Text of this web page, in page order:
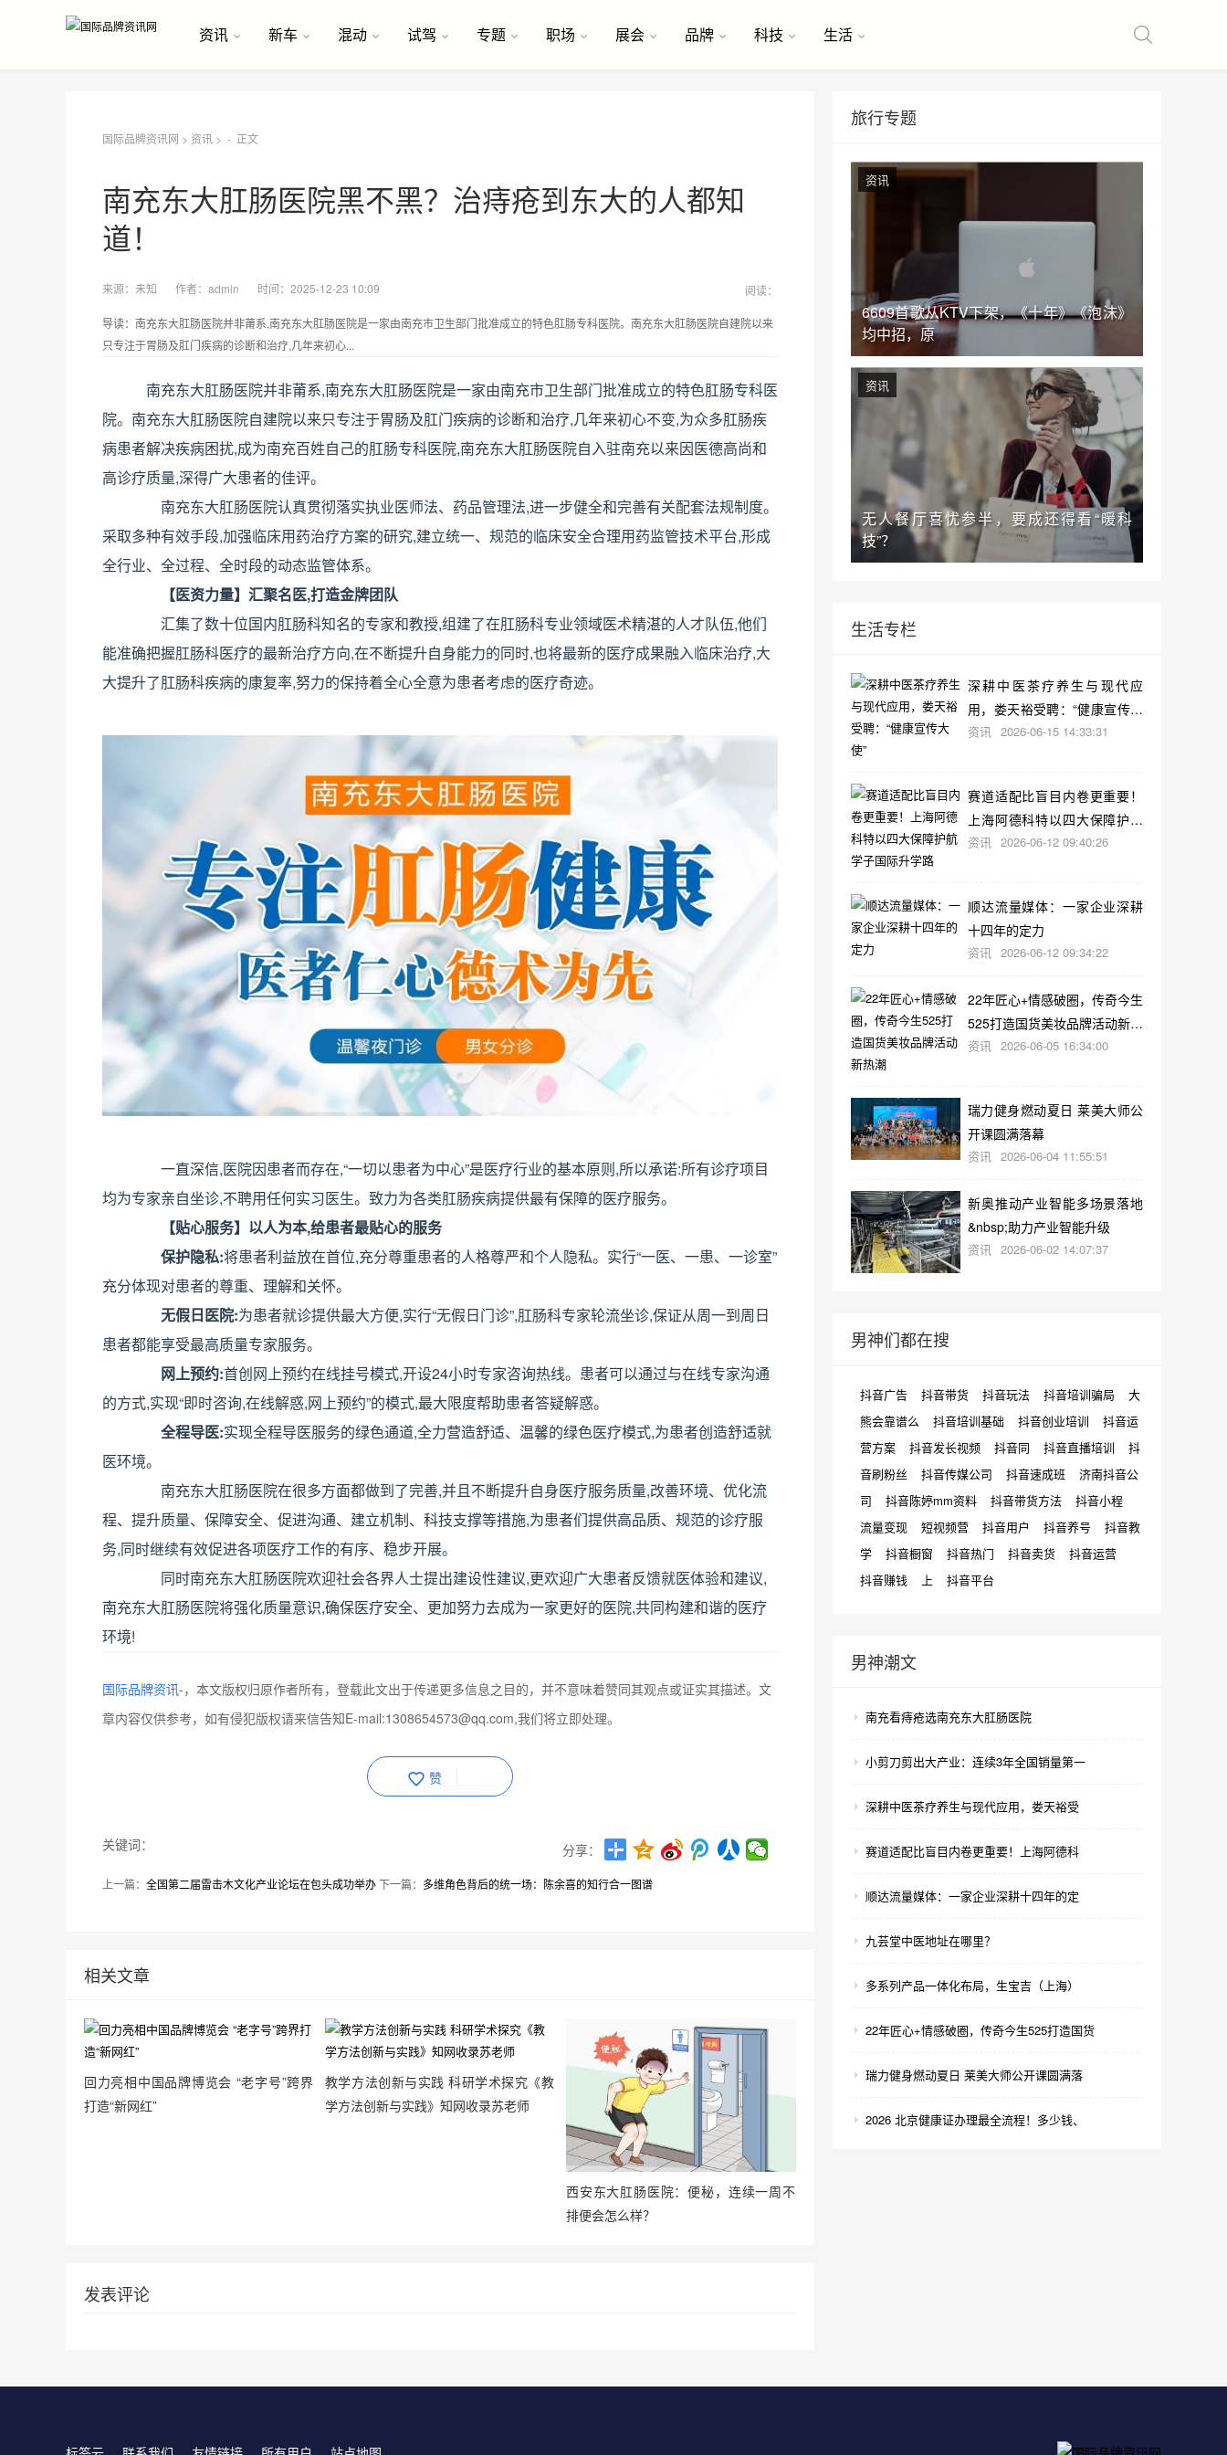
资讯 新车 混动 试驾 专题 职场 展会 品牌 科技 生活
国际品牌资讯网 > 资讯 > - 正文
南充东大肛肠医院黑不黑？治痔疮到东大的人都知
道！
来源： 未知 作者： admin 时间：2025-12-23 10:09 阅读：
导读：南充东大肛肠医院并非莆系,南充东大肛肠医院是一家由南充市卫生部门批准成立的特色肛肠专科医院。南充东大肛肠医院自建院以来
只专注于胃肠及肛门疾病的诊断和治疗,几年来初心...
南充东大肛肠医院并非莆系,南充东大肛肠医院是一家由南充市卫生部门批准成立的特色肛肠专科医
院。南充东大肛肠医院自建院以来只专注于胃肠及肛门疾病的诊断和治疗,几年来初心不变,为众多肛肠疾
病患者解决疾病困扰,成为南充百姓自己的肛肠专科医院,南充东大肛肠医院自入驻南充以来因医德高尚和
高诊疗质量,深得广大患者的佳评。
南充东大肛肠医院认真贯彻落实执业医师法、药品管理法,进一步健全和完善有关配套法规制度。
采取多种有效手段,加强临床用药治疗方案的研究,建立统一、规范的临床安全合理用药监管技术平台,形成
全行业、全过程、全时段的动态监管体系。
【医资力量】汇聚名医,打造金牌团队
汇集了数十位国内肛肠科知名的专家和教授,组建了在肛肠科专业领域医术精湛的人才队伍,他们
能准确把握肛肠科医疗的最新治疗方向,在不断提升自身能力的同时,也将最新的医疗成果融入临床治疗,大
大提升了肛肠科疾病的康复率,努力的保持着全心全意为患者考虑的医疗奇迹。
一直深信,医院因患者而存在,“一切以患者为中心”是医疗行业的基本原则,所以承诺:所有诊疗项目
均为专家亲自坐诊,不聘用任何实习医生。致力为各类肛肠疾病提供最有保障的医疗服务。
【贴心服务】以人为本,给患者最贴心的服务
保护隐私:将患者利益放在首位,充分尊重患者的人格尊严和个人隐私。实行“一医、一患、一诊室”
充分体现对患者的尊重、理解和关怀。
无假日医院:为患者就诊提供最大方便,实行“无假日门诊”,肛肠科专家轮流坐诊,保证从周一到周日
患者都能享受最高质量专家服务。
网上预约:首创网上预约在线挂号模式,开设24小时专家咨询热线。患者可以通过与在线专家沟通
的方式,实现“即时咨询,在线解惑,网上预约”的模式,最大限度帮助患者答疑解惑。
全程导医:实现全程导医服务的绿色通道,全力营造舒适、温馨的绿色医疗模式,为患者创造舒适就
医环境。
南充东大肛肠医院在很多方面都做到了完善,并且不断提升自身医疗服务质量,改善环境、优化流
程、提升质量、保障安全、促进沟通、建立机制、科技支撑等措施,为患者们提供高品质、规范的诊疗服
务,同时继续有效促进各项医疗工作的有序、稳步开展。
同时南充东大肛肠医院欢迎社会各界人士提出建设性建议,更欢迎广大患者反馈就医体验和建议,
南充东大肛肠医院将强化质量意识,确保医疗安全、更加努力去成为一家更好的医院,共同构建和谐的医疗
环境!
国际品牌资讯-，本文版权归原作者所有，登载此文出于传递更多信息之目的，并不意味着赞同其观点或证实其描述。文
章内容仅供参考，如有侵犯版权请来信告知E-mail:1308654573@qq.com,我们将立即处理。
赞
关键词： 分享：
上一篇： 全国第二届雷击木文化产业论坛在包头成功举办下一篇： 多维角色背后的统一场：陈余喜的知行合一图谱
相关文章
回力亮相中国品牌博览会 “老字号”跨界
打造“新网红”
教学方法创新与实践 科研学术探究《教
学方法创新与实践》知网收录苏老师
西安东大肛肠医院：便秘，连续一周不
排便会怎么样？
发表评论
旅行专题
6609首歌从KTV下架，《十年》《泡沫》
均中招，原
资讯
无人餐厅喜忧参半，要成还得看“暖科
技”？
资讯
生活专栏
深耕中医茶疗养生与现代应
用，娄天裕受聘：“健康宣传大
使”
资讯 2026-06-15 14:33:31
赛道适配比盲目内卷更重要！
上海阿德科特以四大保障护航
学子国际升学路
资讯 2026-06-12 09:40:26
顺达流量媒体：一家企业深耕
十四年的定力
资讯 2026-06-12 09:34:22
22年匠心+情感破圈，传奇今生
525打造国货美妆品牌活动新热
潮
资讯 2026-06-05 16:34:00
瑞力健身燃动夏日 莱美大师公
开课圆满落幕
资讯 2026-06-04 11:55:51
新奥推动产业智能多场景落地
&nbsp;助力产业智能升级
资讯 2026-06-02 14:07:37
男神们都在搜
抖音广告 抖音带货 抖音玩法 抖音培训骗局
大
熊会靠谱么
抖音培训基础 抖音创业培训
抖音运
营方案
抖音发长视频 抖音同 抖音直播培训
抖
音刷粉丝
抖音传媒公司 抖音速成班
济南抖音公
司
抖音陈婷mm资料 抖音带货方法
抖音小程
流量变现
短视频营 抖音用户 抖音养号
抖音教
学
抖音橱窗 抖音热门 抖音卖货
抖音运营
抖音赚钱
上 抖音平台
男神潮文
南充看痔疮选南充东大肛肠医院
小剪刀剪出大产业：连续3年全国销量第一
深耕中医茶疗养生与现代应用，娄天裕受
赛道适配比盲目内卷更重要！上海阿德科
顺达流量媒体：一家企业深耕十四年的定
九芸堂中医地址在哪里？
多系列产品一体化布局，生宝吉（上海）
22年匠心+情感破圈，传奇今生525打造国货
瑞力健身燃动夏日 莱美大师公开课圆满落
2026 北京健康证办理最全流程！多少钱、